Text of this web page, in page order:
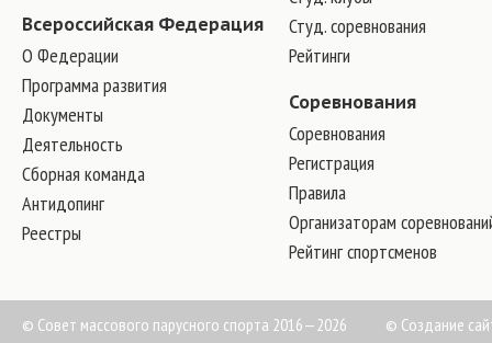
Всероссийская Федерация
О Федерации
Программа развития
Документы
Деятельность
Сборная команда
Антидопинг
Реестры
Студ. соревнования
Рейтинги
Соревнования
Соревнования
Регистрация
Правила
Организаторам
Рейтинг спортсменов
© Совет массового парусного спорта 2016—2026 © Создание